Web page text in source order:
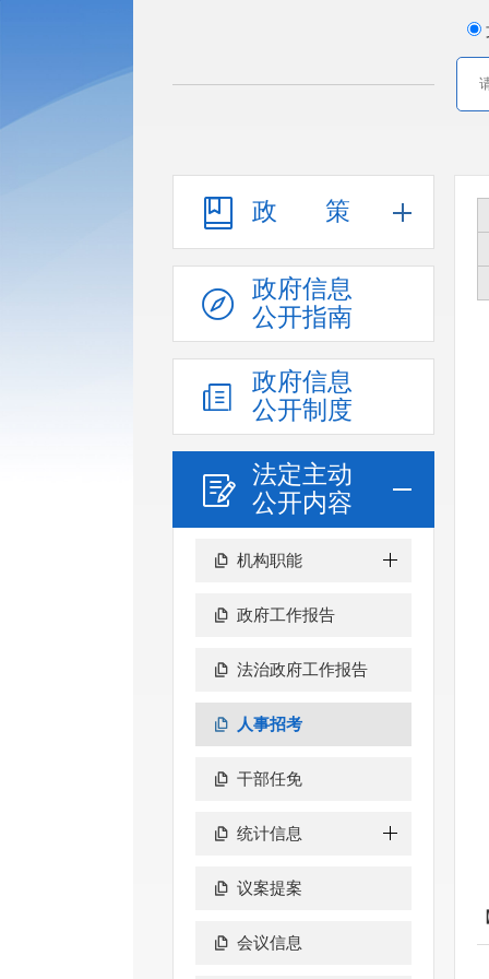
政策
政府信息
公开指南
政府信息
公开制度
法定主动
公开内容
机构职能
政府工作报告
法治政府工作报告
人事招考
干部任免
统计信息
议案提案
会议信息